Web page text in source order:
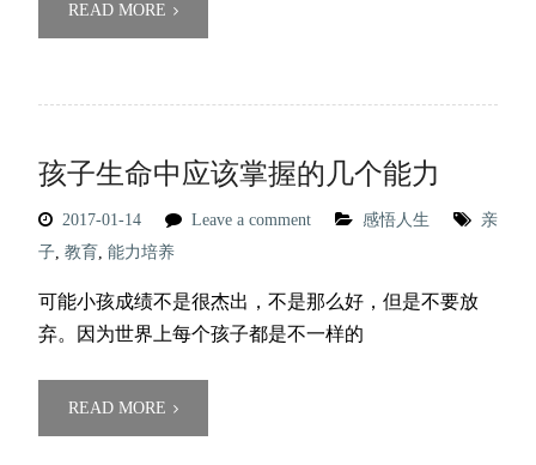
READ MORE
孩子生命中应该掌握的几个能力
2017-01-14 Leave a comment 感悟人生
亲
子, 教育, 能力培养
可能小孩成绩不是很杰出，不是那么好，但是不要放
弃。因为世界上每个孩子都是不一样的
READ MORE